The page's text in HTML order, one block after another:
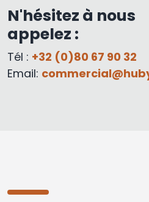
N'hésitez à nous
appelez :
Tél : +32 (0)80 67 90 32
Email: